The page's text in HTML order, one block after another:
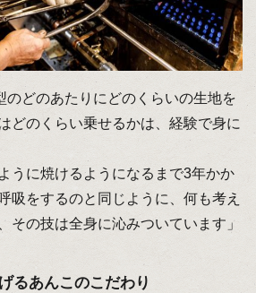
のどのあたりにどのくらいの生地を
どのくらい乗せるかは、経験で身に
うに焼けるようになるまで3年かか
吸をするのと同じように、何も考え
その技は全身に沁みついています」
るあんこのこだわり